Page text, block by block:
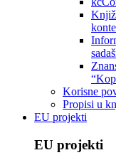
Korisne
Propisi u
EU projekti
EU projekti